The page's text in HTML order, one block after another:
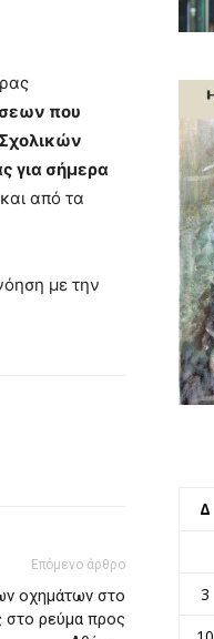
που
για σήμερα
από τα
με την
Επόμενο άρθρο
οχημάτων στο
στο ρεύμα προς
Δ
3